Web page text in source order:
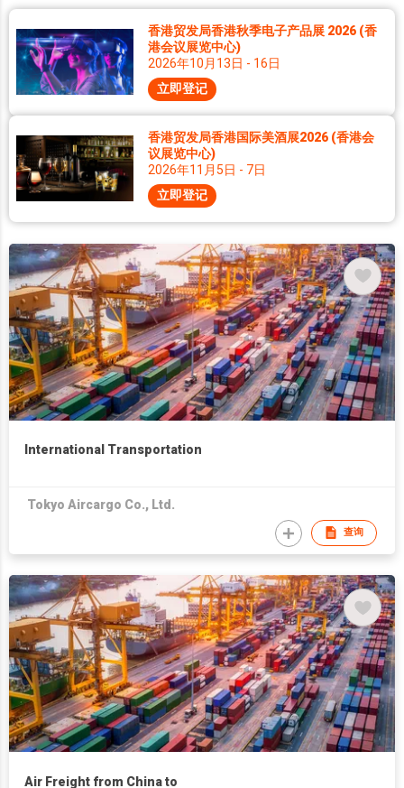
香港贸发局香港秋季电子产品展 2026 (香
港会议展览中心)
2026年10月13日 - 16日
立即登记
香港贸发局香港国际美酒展2026 (香港会
议展览中心)
2026年11月5日 - 7日
立即登记
International Transportation
Tokyo Aircargo Co., Ltd.
查询
Air Freight from China to